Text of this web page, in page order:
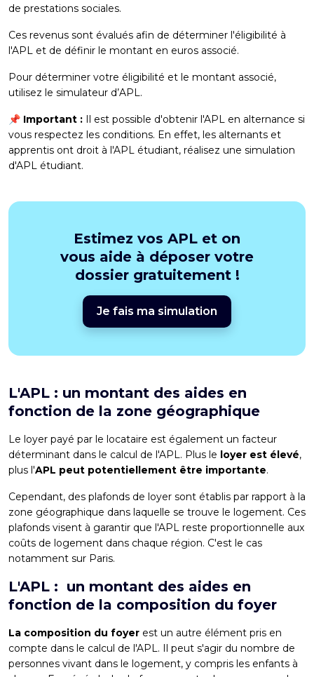
de prestations sociales.
Ces revenus sont évalués afin de déterminer l'éligibilité à
l'APL et de définir le montant en euros associé.
Pour déterminer votre éligibilité et le montant associé,
utilisez le simulateur d’APL.
📌 Important : Il est possible d'obtenir l'APL en alternance si
vous respectez les conditions. En effet, les alternants et
apprentis ont droit à l'APL étudiant, réalisez une simulation
d'APL étudiant.
Estimez vos APL et on
vous aide à déposer votre
dossier gratuitement !
Je fais ma simulation
L'APL : un montant des aides en
fonction de la zone géographique
Le loyer payé par le locataire est également un facteur
déterminant dans le calcul de l'APL. Plus le loyer est élevé,
plus l'APL peut potentiellement être importante.
Cependant, des plafonds de loyer sont établis par rapport à la
zone géographique dans laquelle se trouve le logement. Ces
plafonds visent à garantir que l'APL reste proportionnelle aux
coûts de logement dans chaque région. C'est le cas
notamment sur Paris.
L'APL : un montant des aides en
fonction de la composition du foyer
La composition du foyer est un autre élément pris en
compte dans le calcul de l'APL. Il peut s'agir du nombre de
personnes vivant dans le logement, y compris les enfants à